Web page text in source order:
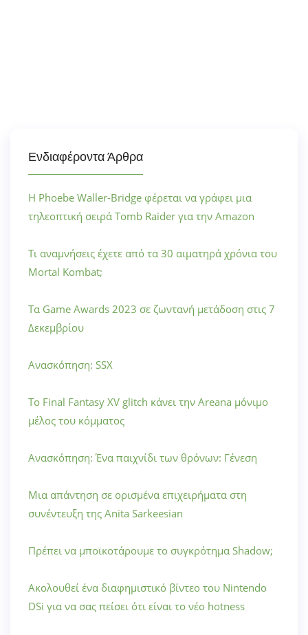
Ενδιαφέροντα Άρθρα
Η Phoebe Waller-Bridge φέρεται να γράφει μια
τηλεοπτική σειρά Tomb Raider για την Amazon
Τι αναμνήσεις έχετε από τα 30 αιματηρά χρόνια του
Mortal Kombat;
Τα Game Awards 2023 σε ζωντανή μετάδοση στις 7
Δεκεμβρίου
Ανασκόπηση: SSX
Το Final Fantasy XV glitch κάνει την Areana μόνιμο
μέλος του κόμματος
Ανασκόπηση: Ένα παιχνίδι των θρόνων: Γένεση
Μια απάντηση σε ορισμένα επιχειρήματα στη
συνέντευξη της Anita Sarkeesian
Πρέπει να μποϊκοτάρουμε το συγκρότημα Shadow;
Ακολουθεί ένα διαφημιστικό βίντεο του Nintendo
DSi για να σας πείσει ότι είναι το νέο hotness